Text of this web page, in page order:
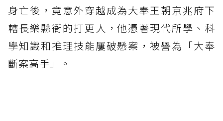
身亡後，竟意外穿越成為大奉王朝京兆府下
轄長樂縣衙的打更人，他憑著現代所學、科
學知識和推理技能屢破懸案，被譽為「大奉
斷案高手」。